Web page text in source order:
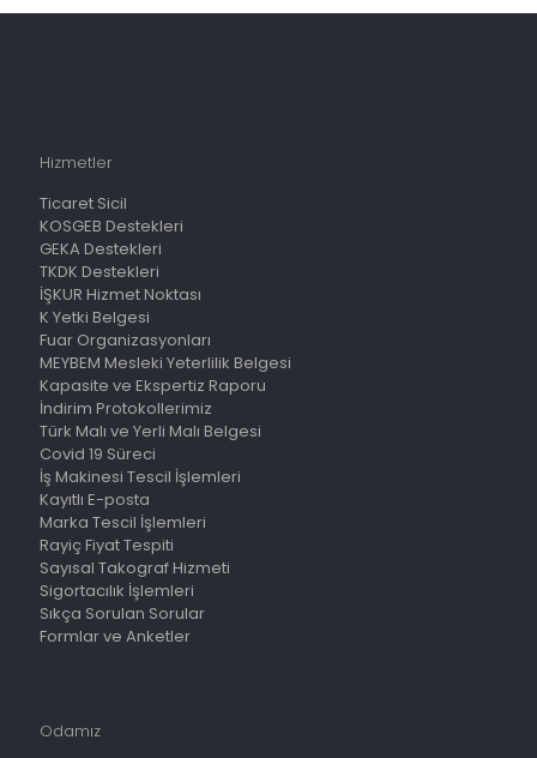
Hizmetler
Ticaret Sicil
KOSGEB Destekleri
GEKA Destekleri
TKDK Destekleri
İŞKUR Hizmet Noktası
K Yetki Belgesi
Fuar Organizasyonları
MEYBEM Mesleki Yeterlilik Belgesi
Kapasite ve Ekspertiz Raporu
İndirim Protokollerimiz
Türk Malı ve Yerli Malı Belgesi
Covid 19 Süreci
İş Makinesi Tescil İşlemleri
Kayıtlı E-posta
Marka Tescil İşlemleri
Rayiç Fiyat Tespiti
Sayısal Takograf Hizmeti
Sigortacılık İşlemleri
Sıkça Sorulan Sorular
Formlar ve Anketler
Odamız